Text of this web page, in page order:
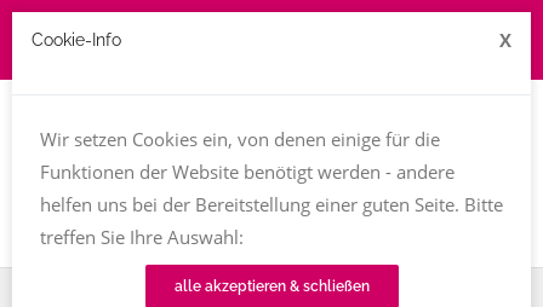
Fachfrauenmarkt Barrierearmut
Cookie-Info X
Wir setzen Cookies ein, von denen einige für die
Funktionen der Website benötigt werden - andere
helfen uns bei der Bereitstellung einer guten Seite. Bitte
treffen Sie Ihre Auswahl:
alle akzeptieren & schließen